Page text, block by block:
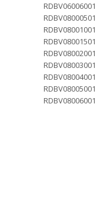
RDBV06006001
RDBV08000501
RDBV08001001
RDBV08001501
RDBV08002001
RDBV08003001
RDBV08004001
RDBV08005001
RDBV08006001